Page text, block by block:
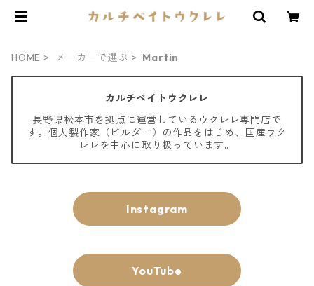
HOME メーカーで選ぶ Martin
カルチベイトウクレレ
長野県松本市を拠点に運営しているウクレレ専門店で
す。個人製作家（ビルダー）の作品をはじめ、国産ウク
レレを中心に取り扱っています。
Instagram
YouTube